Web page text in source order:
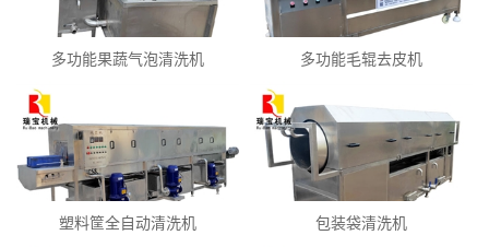
多功能果蔬气泡清洗机 多功能毛辊去皮机
塑料筐全自动清洗机 包装袋清洗机